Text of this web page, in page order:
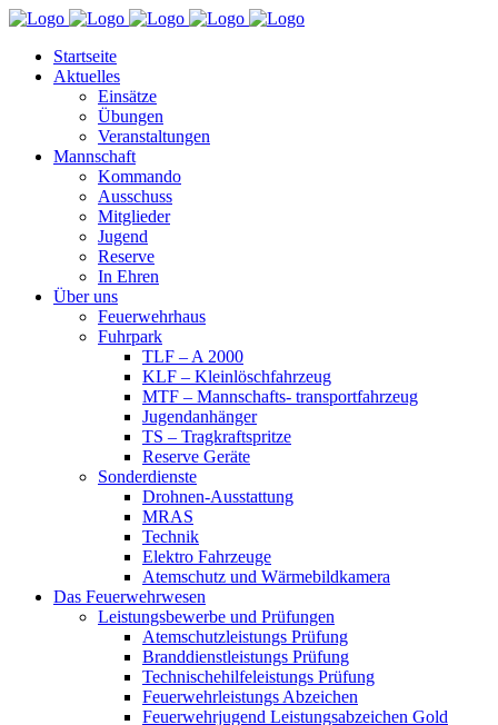
Startseite
Aktuelles
Einsätze
Übungen
Veranstaltungen
Mannschaft
Kommando
Ausschuss
Mitglieder
Jugend
Reserve
In Ehren
Über uns
Feuerwehrhaus
Fuhrpark
TLF – A 2000
KLF – Kleinlöschfahrzeug
MTF – Mannschafts- transportfahrzeug
Jugendanhänger
TS – Tragkraftspritze
Reserve Geräte
Sonderdienste
Drohnen-Ausstattung
MRAS
Technik
Elektro Fahrzeuge
Atemschutz und Wärmebildkamera
Das Feuerwehrwesen
Leistungsbewerbe und Prüfungen
Atemschutzleistungs Prüfung
Branddienstleistungs Prüfung
Technischehilfeleistungs Prüfung
Feuerwehrleistungs Abzeichen
Feuerwehrjugend Leistungsabzeichen Gold